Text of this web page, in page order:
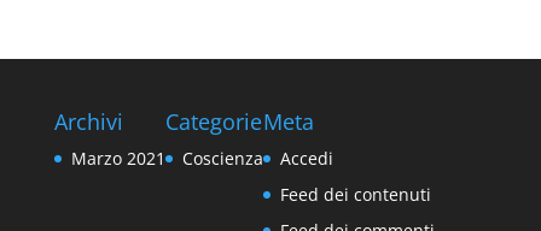
Archivi
Marzo 2021
Categorie
Coscienza
Meta
Accedi
Feed dei contenuti